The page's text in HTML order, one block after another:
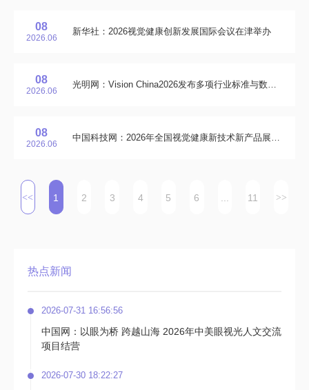
08
2026.06
新华社：2026视觉健康创新发展国际会议在津举办
08
2026.06
光明网：Vision China2026发布多项行业标准与数智眼科成果
08
2026.06
中国科技网：2026年全国视觉健康新技术新产品展览在津举办
1 2 3 4 5 6 11
热点新闻
2026-07-31 16:56:56
中国网：以眼为桥 跨越山海 2026年中美眼视光人文交流
项目结营
2026-07-30 18:22:27